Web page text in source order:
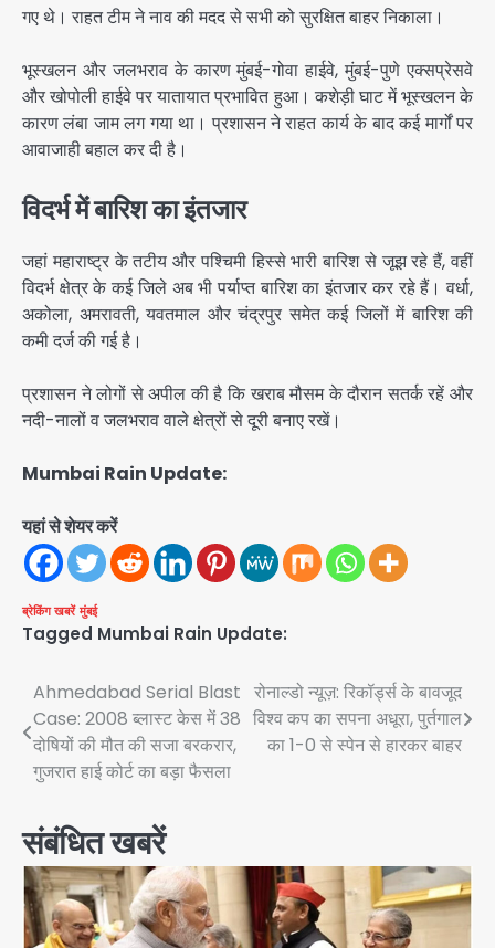
गए थे। राहत टीम ने नाव की मदद से सभी को सुरक्षित बाहर निकाला।
भूस्खलन और जलभराव के कारण मुंबई-गोवा हाईवे, मुंबई-पुणे एक्सप्रेसवे
और खोपोली हाईवे पर यातायात प्रभावित हुआ। कशेड़ी घाट में भूस्खलन के
कारण लंबा जाम लग गया था। प्रशासन ने राहत कार्य के बाद कई मार्गों पर
आवाजाही बहाल कर दी है।
विदर्भ में बारिश का इंतजार
जहां महाराष्ट्र के तटीय और पश्चिमी हिस्से भारी बारिश से जूझ रहे हैं, वहीं
विदर्भ क्षेत्र के कई जिले अब भी पर्याप्त बारिश का इंतजार कर रहे हैं। वर्धा,
अकोला, अमरावती, यवतमाल और चंद्रपुर समेत कई जिलों में बारिश की
कमी दर्ज की गई है।
प्रशासन ने लोगों से अपील की है कि खराब मौसम के दौरान सतर्क रहें और
नदी-नालों व जलभराव वाले क्षेत्रों से दूरी बनाए रखें।
Mumbai Rain Update:
यहां से शेयर करें
ब्रेकिंग खबरें मुंबई
Tagged Mumbai Rain Update:
Post
navigation
Ahmedabad Serial Blast
Case: 2008 ब्लास्ट केस में 38
दोषियों की मौत की सजा बरकरार,
गुजरात हाई कोर्ट का बड़ा फैसला
रोनाल्डो न्यूज़: रिकॉर्ड्स के बावजूद
विश्व कप का सपना अधूरा, पुर्तगाल
का 1-0 से स्पेन से हारकर बाहर
संबंधित खबरें